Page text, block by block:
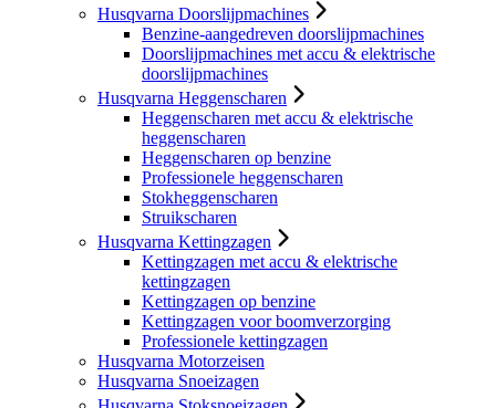
Husqvarna Doorslijpmachines
Benzine-aangedreven doorslijpmachines
Doorslijpmachines met accu & elektrische
doorslijpmachines
Husqvarna Heggenscharen
Heggenscharen met accu & elektrische
heggenscharen
Heggenscharen op benzine
Professionele heggenscharen
Stokheggenscharen
Struikscharen
Husqvarna Kettingzagen
Kettingzagen met accu & elektrische
kettingzagen
Kettingzagen op benzine
Kettingzagen voor boomverzorging
Professionele kettingzagen
Husqvarna Motorzeisen
Husqvarna Snoeizagen